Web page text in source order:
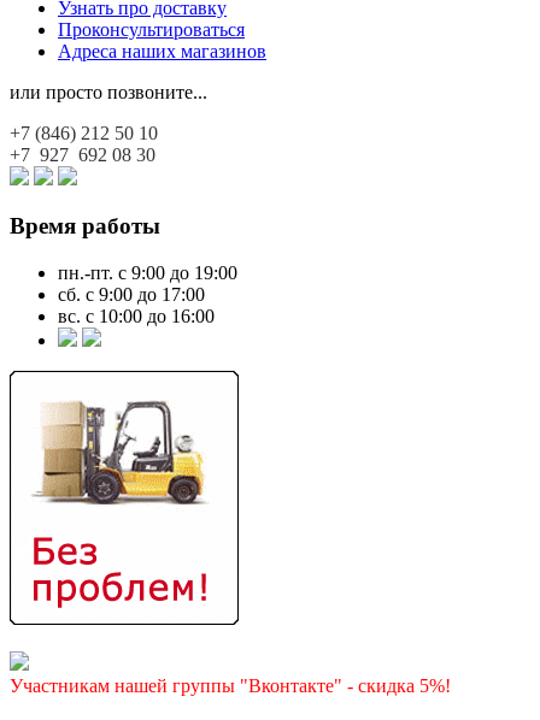
Узнать про доставку
Проконсультироваться
Адреса наших магазинов
или просто позвоните...
+7 (846) 212 50 10
+7 927 692 08 30
Время работы
пн.-пт. с 9:00 до 19:00
сб. с 9:00 до 17:00
вс. с 10:00 до 16:00
Участникам нашей группы "Вконтакте" - скидка 5%!